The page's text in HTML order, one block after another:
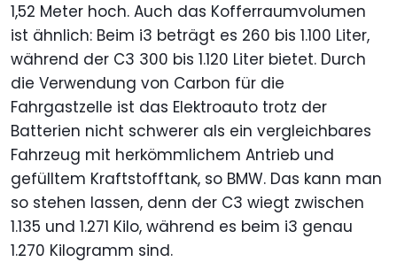
1,52 Meter hoch. Auch das Kofferraumvolumen
ist ähnlich: Beim i3 beträgt es 260 bis 1.100 Liter,
während der C3 300 bis 1.120 Liter bietet. Durch
die Verwendung von Carbon für die
Fahrgastzelle ist das Elektroauto trotz der
Batterien nicht schwerer als ein vergleichbares
Fahrzeug mit herkömmlichem Antrieb und
gefülltem Kraftstofftank, so BMW. Das kann man
so stehen lassen, denn der C3 wiegt zwischen
1.135 und 1.271 Kilo, während es beim i3 genau
1.270 Kilogramm sind.